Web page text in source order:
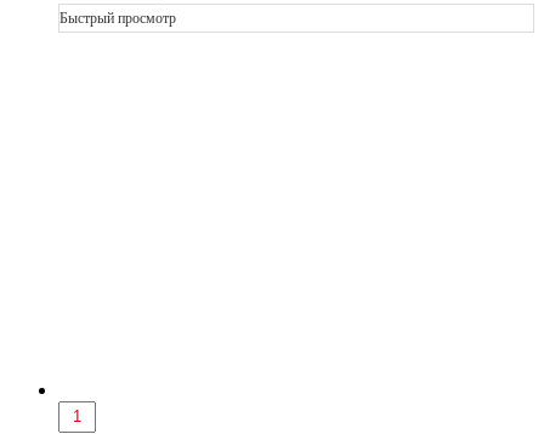
Быстрый просмотр